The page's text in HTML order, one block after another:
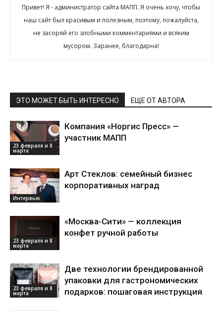
Привет! Я - администратор сайта МАПП. Я очень хочу, чтобы
наш сайт был красивым и полезным, поэтому, пожалуйста,
не засоряй его злобными комментариями и всяким
мусором. Заранее, благодарна!
ЭТО МОЖЕТ БЫТЬ ИНТЕРЕСНО ЕЩЕ ОТ АВТОРА
23 февраля и 8
марта
Компания «Норгис Пресс» —
участник МАПП
Интервью
Арт Стеклов: семейный бизнес
корпоративных наград
23 февраля и 8
марта
«Москва-Сити» — коллекция
конфет ручной работы
23 февраля и 8
марта
Две технологии брендированной
упаковки для гастрономических
подарков: пошаговая инструкция